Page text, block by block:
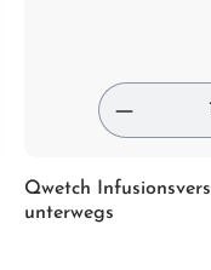
Qwetch
unterwegs